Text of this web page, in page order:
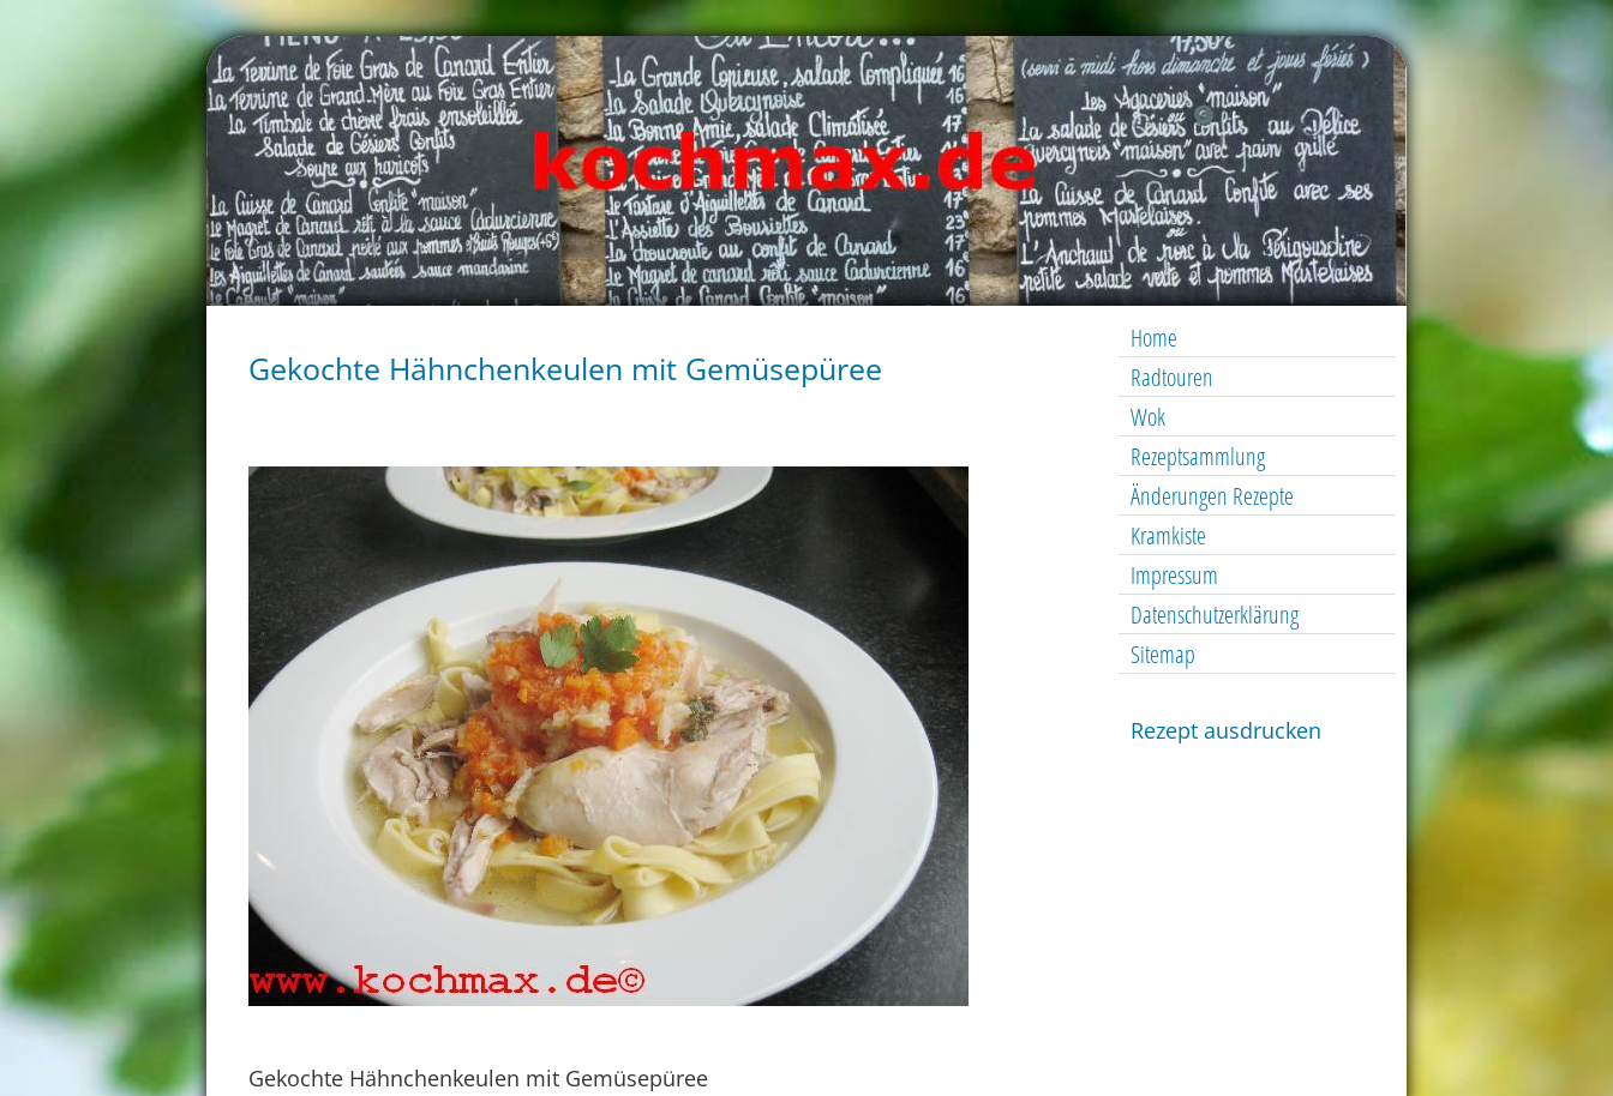
Home
Radtouren
Wok
Rezeptsammlung
Änderungen Rezepte
Kramkiste
Impressum
Datenschutzerklärung
Sitemap
Rezept ausdrucken
Gekochte Hähnchenkeulen mit Gemüsepüree
Gekochte Hähnchenkeulen mit Gemüsepüree